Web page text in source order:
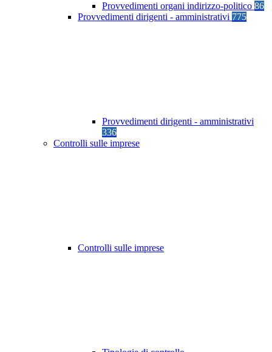
Provvedimenti organi indirizzo-politico 86
Provvedimenti dirigenti - amministrativi 775
Provvedimenti dirigenti - amministrativi
336
Controlli sulle imprese
Controlli sulle imprese